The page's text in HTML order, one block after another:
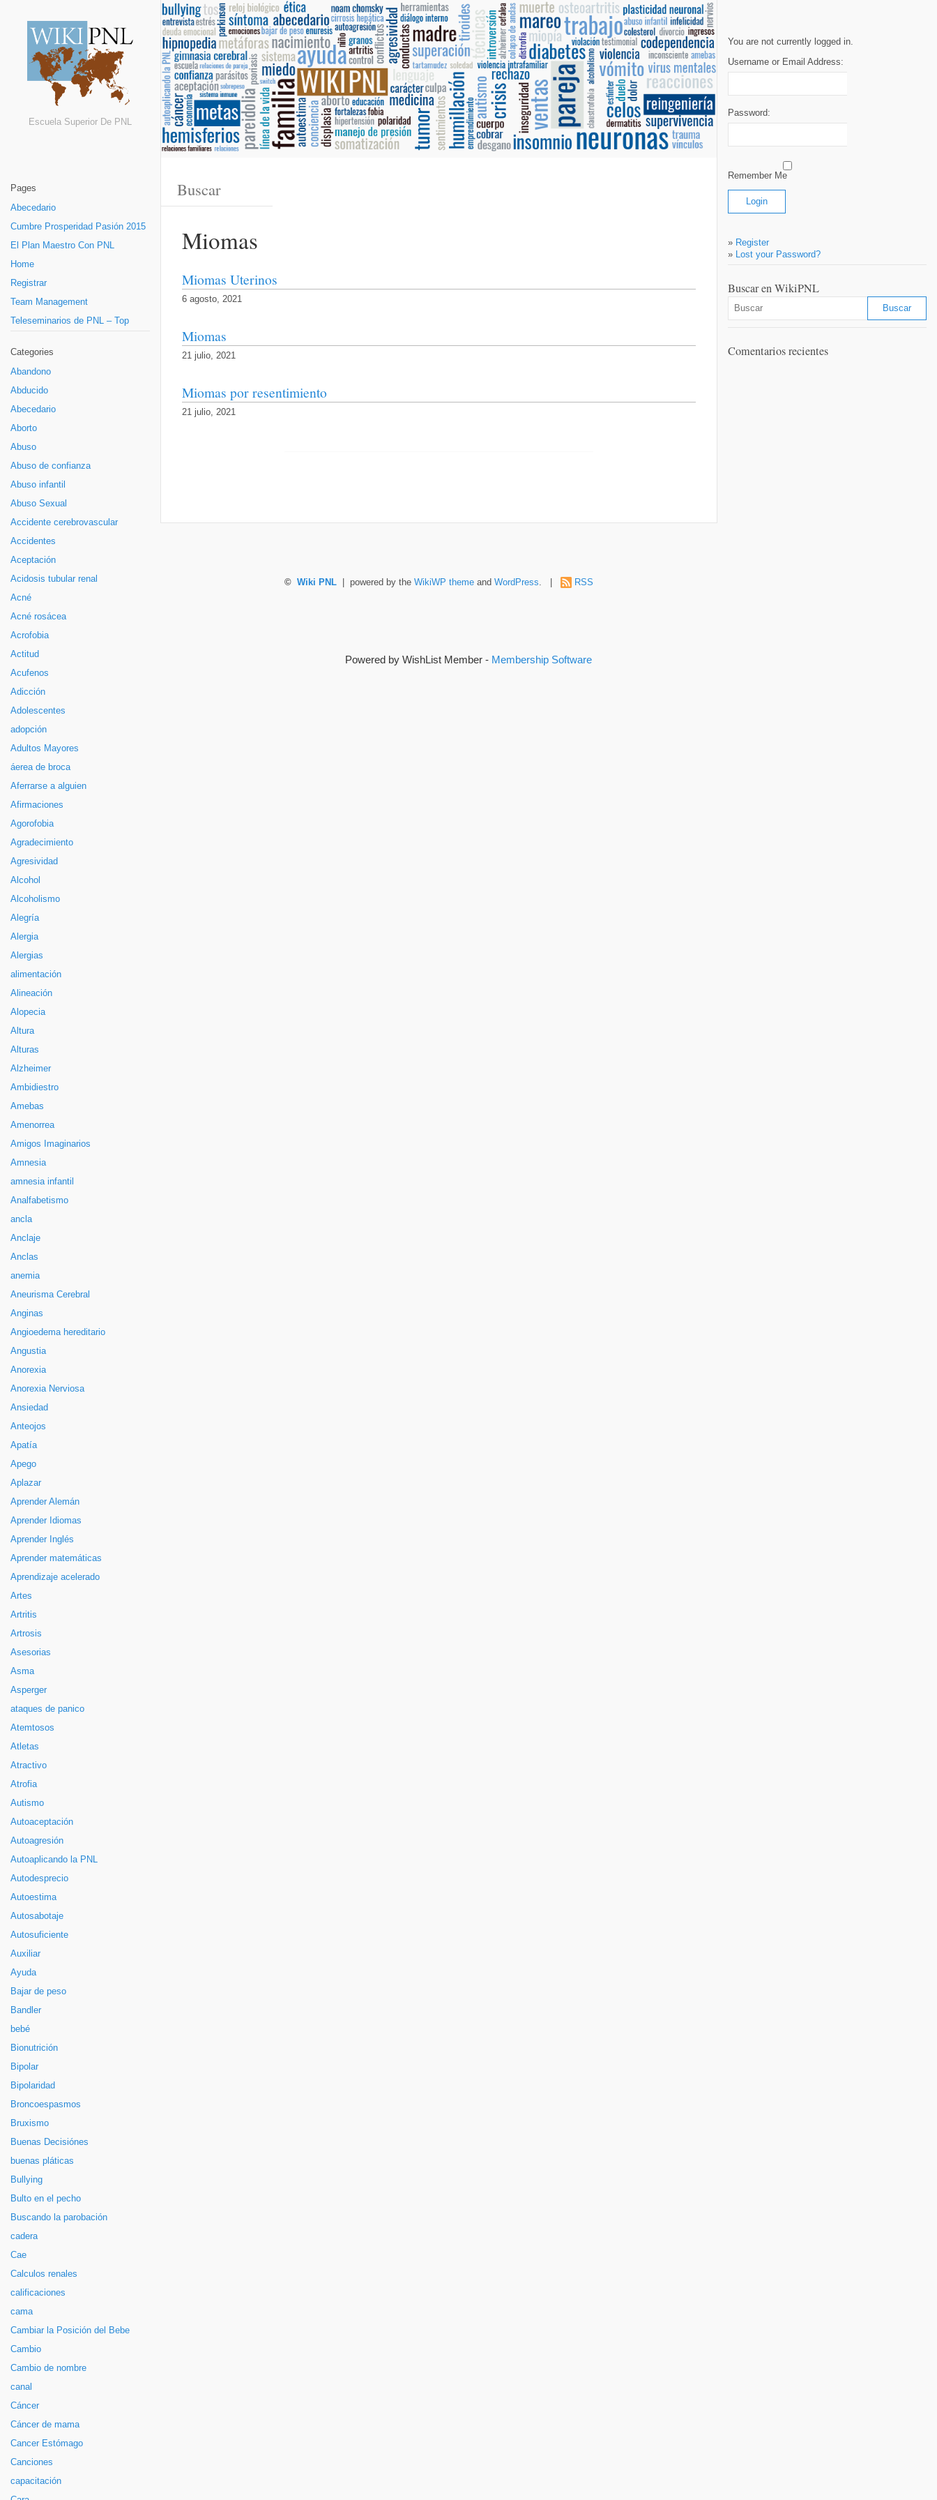
Escuela Superior De PNL
Pages
Abecedario
Cumbre Prosperidad Pasión 2015
El Plan Maestro Con PNL
Home
Registrar
Team Management
Teleseminarios de PNL – Top
Categories
Abandono
Abducido
Abecedario
Aborto
Abuso
Abuso de confianza
Abuso infantil
Abuso Sexual
Accidente cerebrovascular
Accidentes
Aceptación
Acidosis tubular renal
Acné
Acné rosácea
Acrofobia
Actitud
Acufenos
Adicción
Adolescentes
adopción
Adultos Mayores
áerea de broca
Aferrarse a alguien
Afirmaciones
Agorofobia
Agradecimiento
Agresividad
Alcohol
Alcoholismo
Alegría
Alergia
Alergias
alimentación
Alineación
Alopecia
Altura
Alturas
Alzheimer
Ambidiestro
Amebas
Amenorrea
Amigos Imaginarios
Amnesia
amnesia infantil
Analfabetismo
ancla
Anclaje
Anclas
anemia
Aneurisma Cerebral
Anginas
Angioedema hereditario
Angustia
Anorexia
Anorexia Nerviosa
Ansiedad
Anteojos
Apatía
Apego
Aplazar
Aprender Alemán
Aprender Idiomas
Aprender Inglés
Aprender matemáticas
Aprendizaje acelerado
Artes
Artritis
Artrosis
Asesorias
Asma
Asperger
ataques de panico
Atemtosos
Atletas
Atractivo
Atrofia
Autismo
Autoaceptación
Autoagresión
Autoaplicando la PNL
Autodesprecio
Autoestima
Autosabotaje
Autosuficiente
Auxiliar
Ayuda
Bajar de peso
Bandler
bebé
Bionutrición
Bipolar
Bipolaridad
Broncoespasmos
Bruxismo
Buenas Decisiónes
buenas pláticas
Bullying
Bulto en el pecho
Buscando la parobación
cadera
Cae
Calculos renales
calificaciones
cama
Cambiar la Posición del Bebe
Cambio
Cambio de nombre
canal
Cáncer
Cáncer de mama
Cancer Estómago
Canciones
capacitación
Miomas
Miomas Uterinos
6 agosto, 2021
Miomas
21 julio, 2021
Miomas por resentimiento
21 julio, 2021
You are not currently logged in.
Username or Email Address:
Password:
Remember Me
» Register
» Lost your Password?
Buscar en WikiPNL
Comentarios recientes
© Wiki PNL | powered by the WikiWP theme and WordPress. | RSS
Powered by WishList Member - Membership Software